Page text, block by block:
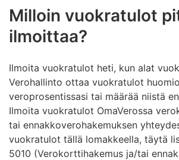
Milloin vuokratulot
ilmoittaa?
Ilmoita vuokratulot heti, kun alat
Verohallinto ottaa vuokratulot
veroprosentissasi tai määrää niistä
Ilmoita vuokratulot OmaVerossa
tai ennakkoverohakemuksen
vuokratulot tällä lomakkeella, täytä
5010 (Verokorttihakemus ja/tai